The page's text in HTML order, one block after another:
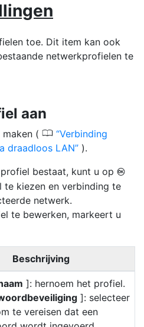
toe. Dit item kan ook
netwerkprofielen te
aan
( 0 Verbinding
draadloos LAN
).
bestaat, kunt u op J
te kiezen en verbinding te
netwerk.
te bewerken, markeert u
Beschrijving
]: hernoem het profiel.
]: selecteer
te vereisen dat een